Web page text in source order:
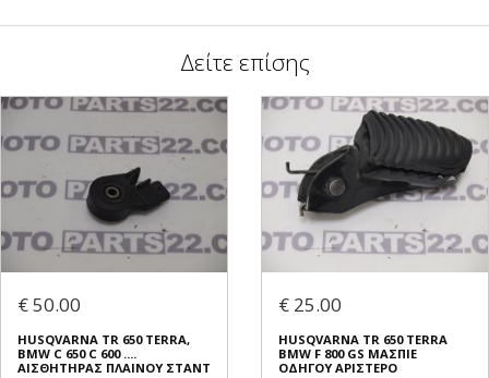
Δείτε επίσης
€ 50.00
HUSQVARNA TR 650 TERRA,
BMW C 650 C 600 ....
ΑΙΣΘΗΤΗΡΑΣ ΠΛΑΙΝΟΥ ΣΤΑΝΤ
€ 25.00
HUSQVARNA TR 650 TERRA
BMW F 800 GS ΜΑΣΠΙΕ
ΟΔΗΓΟΥ ΑΡΙΣΤΕΡΟ